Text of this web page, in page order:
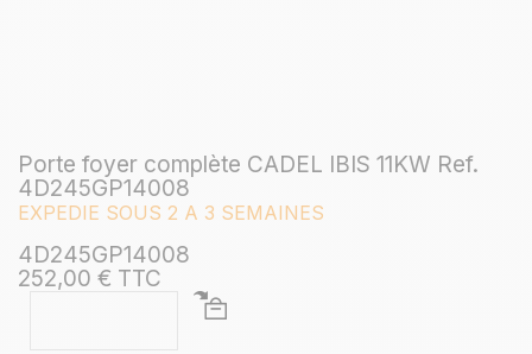
Porte foyer complète CADEL IBIS 11KW Ref.
4D245GP14008
EXPEDIE SOUS 2 A 3 SEMAINES
4D245GP14008
252,00 € TTC